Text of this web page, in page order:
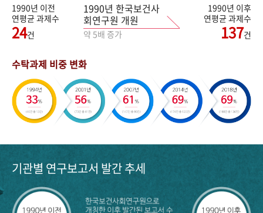
1990년 이전
연평균 과제수
24건
1990년 한국보건사
회연구원 개원
약 5배 증가
1990년 이후
연평균 과제수
137건
수탁과제 비중 변화
기관별 연구보고서 발간 추세